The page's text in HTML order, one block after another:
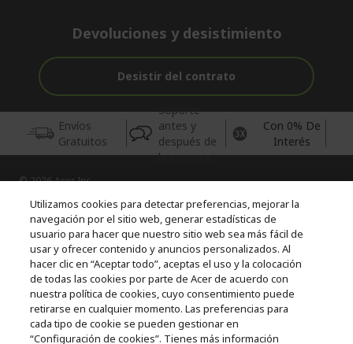
Devoluciones y desistimiento
Desistir del contrato
Envíos
Gratuitos
Soporte
antes y
después de
la compra
Con 0% De
Interés
© 2026 Acer Inc.
CPYou BV es el vendedor y distribuidor autorizado de los
productos y servicios ofrecidos en esta tienda.
Incluida la aportación para la gestión de RAEES, según RD.
110/2015, inscrita en el RII-AEE Nº 7573; de pilas y baterías, según
RD. 106/2008, inscrita en el RII-PYA Nº 2180. Adherida a los
sistemas integrales de gestión de ecopilas y ecoembes.
Utilizamos cookies para detectar preferencias, mejorar la
navegación por el sitio web, generar estadísticas de
usuario para hacer que nuestro sitio web sea más fácil de
usar y ofrecer contenido y anuncios personalizados. Al
hacer clic en “Aceptar todo”, aceptas el uso y la colocación
de todas las cookies por parte de Acer de acuerdo con
nuestra política de cookies, cuyo consentimiento puede
retirarse en cualquier momento. Las preferencias para
cada tipo de cookie se pueden gestionar en
“Configuración de cookies”. Tienes más información